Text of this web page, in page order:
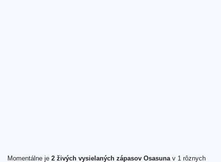
Momentálne je 2 živých vysielaných zápasov Osasunav 1 rôznych